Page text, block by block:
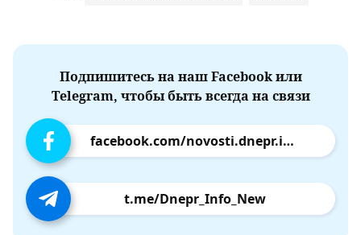
Подпишитесь на наш Facebook или
Telegram, чтобы быть всегда на связи
facebook.com/novosti.dnepr.info
t.me/Dnepr_Info_New